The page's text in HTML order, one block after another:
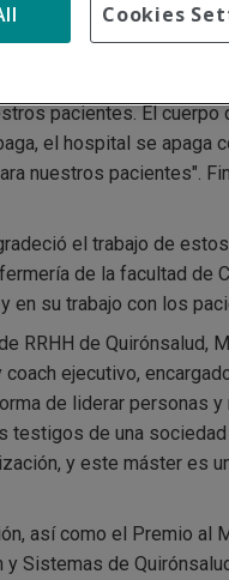
granito de
con el resto
pacientes. El
el hospital se apaga
nuestros pacientes".
el trabajo de
de la facultad de
en su trabajo con los
de Quirónsalud,
ejecutivo,
de liderar personas
de una
y este máster es
así como el Premio
Sistemas de
Cookies